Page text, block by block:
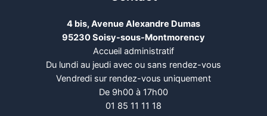
4 bis, Avenue Alexandre Dumas
95230 Soisy-sous-Montmorency
Accueil administratif
Du lundi au jeudi avec ou sans rendez-vous
Vendredi sur rendez-vous uniquement
De 9h00 à 17h00
01 85 11 11 18​